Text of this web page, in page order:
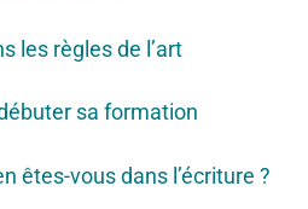
les règles de l’art
sa formation
êtes-vous dans l’écriture ?